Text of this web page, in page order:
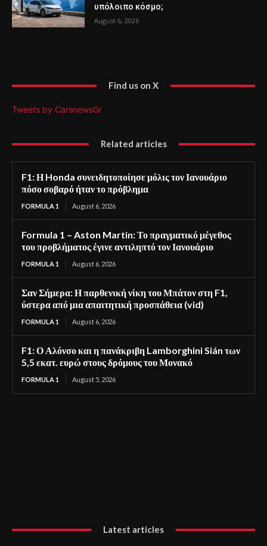
υπόλοιπο κόσμο;
August 6, 2026
Find us on X
Tweets by CarsnewsGr
Related articles
F1: Η Honda συνειδητοποίησε μόλις τον Ιανουάριο
πόσο σοβαρό ήταν το πρόβλημα
FORMULA 1 August 6, 2026
Formula 1 – Aston Martin: Το πραγματικό μέγεθος
του προβλήματος έγινε αντιληπτό τον Ιανουάριο
FORMULA 1 August 6, 2026
Σαν Σήμερα: Η παρθενική νίκη του Μπάτον στη F1,
ύστερα από μια απαιτητική προσπάθεια (vid)
FORMULA 1 August 6, 2026
F1: Ο Αλόνσο και η πανάκριβη Lamborghini Sián των
5,5 εκατ. ευρώ στους δρόμους του Μονακό
FORMULA 1 August 5, 2026
Latest articles